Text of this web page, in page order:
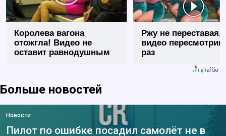
Королева вагона
отожгла! Видео не
оставит равнодушным
Ржу не переставая,
видео
раз
Больше новостей
Новости
Пилот по ошибке посадил самолёт не в